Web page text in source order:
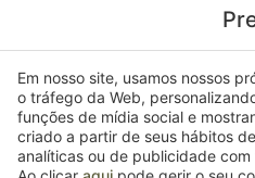
Em nosso site, usamos nossos
o tráfego da Web,
funções de mídia social e
criado a partir de seus hábitos
analíticas ou de publicidade com